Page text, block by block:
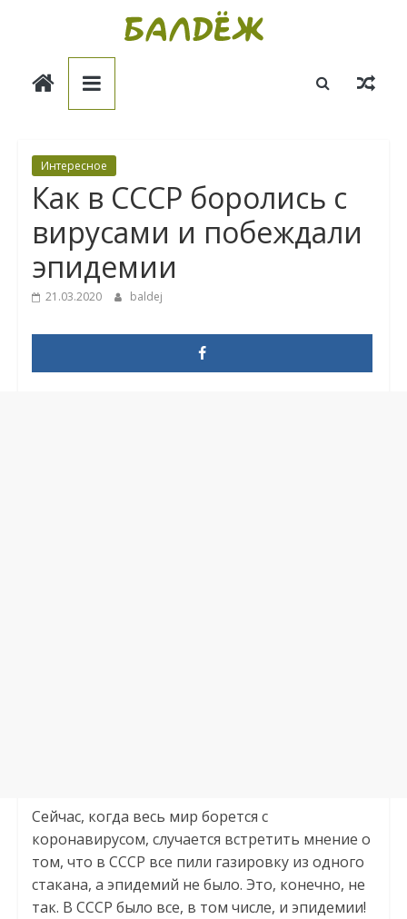
Балдёж
Интересное
Как в СССР боролись с
вирусами и побеждали
эпидемии
21.03.2020 baldej
Сейчас, когда весь мир борется с
коронавирусом, случается встретить мнение о
том, что в СССР все пили газировку из одного
стакана, а эпидемий не было. Это, конечно, не
так. В СССР было все, в том числе, и эпидемии!